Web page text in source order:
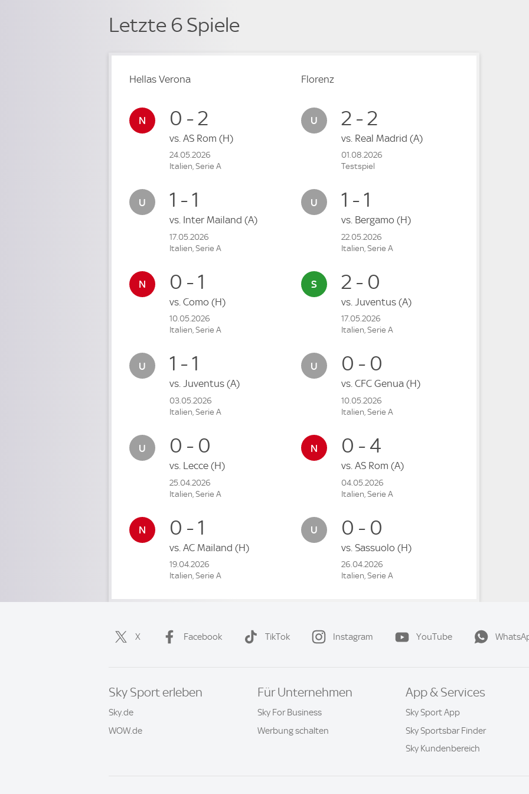
Letzte 6 Spiele
Hellas Verona
0 - 2
vs. AS Rom (H)
24.05.2026
Italien, Serie A
1 - 1
vs. Inter Mailand (A)
17.05.2026
Italien, Serie A
0 - 1
vs. Como (H)
10.05.2026
Italien, Serie A
1 - 1
vs. Juventus (A)
03.05.2026
Italien, Serie A
0 - 0
vs. Lecce (H)
25.04.2026
Italien, Serie A
0 - 1
vs. AC Mailand (H)
19.04.2026
Italien, Serie A
Florenz
2 - 2
vs. Real Madrid (A)
01.08.2026
Testspiel
1 - 1
vs. Bergamo (H)
22.05.2026
Italien, Serie A
2 - 0
vs. Juventus (A)
17.05.2026
Italien, Serie A
0 - 0
vs. CFC Genua (H)
10.05.2026
Italien, Serie A
0 - 4
vs. AS Rom (A)
04.05.2026
Italien, Serie A
0 - 0
vs. Sassuolo (H)
26.04.2026
Italien, Serie A
X Facebook TikTok Instagram YouTube
Sky Sport erleben
Sky.de
WOW.de
Für Unternehmen
Sky For Business
Werbung schalten
App & Services
Sky Sport App
Sky Sportsbar Finder
Sky Kundenbereich